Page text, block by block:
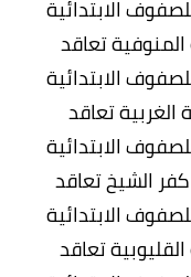
الابتدائية
المنوفية تعاقد
الابتدائية
الغربية تعاقد
الابتدائية
كفر الشيخ تعاقد
الابتدائية
تعاقد